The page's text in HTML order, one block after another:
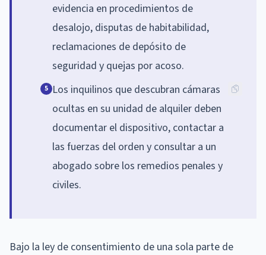
evidencia en procedimientos de
desalojo, disputas de habitabilidad,
reclamaciones de depósito de
seguridad y quejas por acoso.
5 Los inquilinos que descubran cámaras
ocultas en su unidad de alquiler deben
documentar el dispositivo, contactar a
las fuerzas del orden y consultar a un
abogado sobre los remedios penales y
civiles.
Bajo la ley de consentimiento de una sola parte de